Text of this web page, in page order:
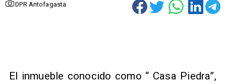
DPR Antofagasta
​El inmueble conocido como “ Casa Piedra”,